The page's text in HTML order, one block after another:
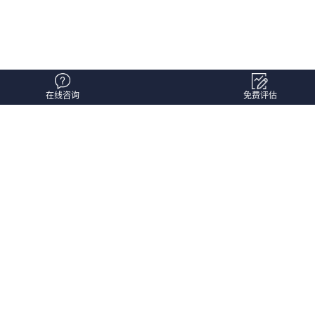
在线咨询 免费评估